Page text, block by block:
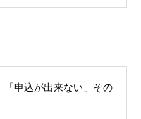
「申込が出来ない」その